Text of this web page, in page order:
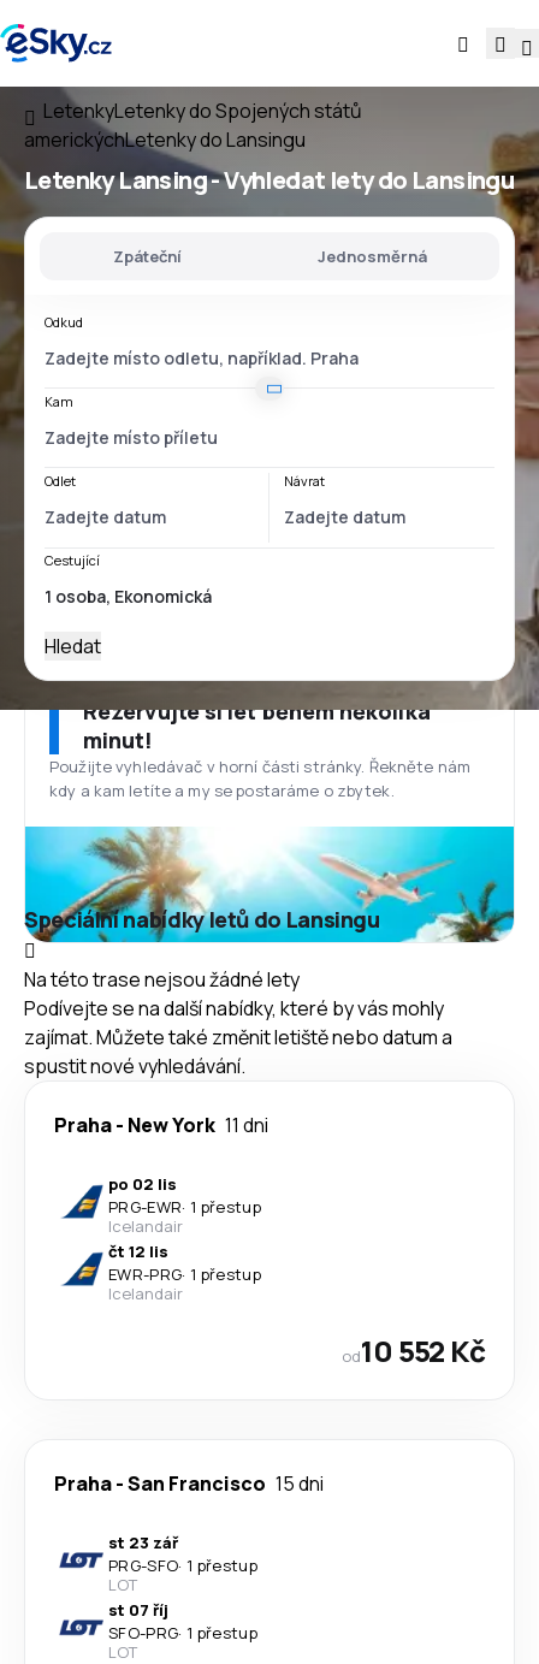
LetenkyLetenky do Spojených států
americkýchLetenky do Lansingu
Letenky Lansing - Vyhledat lety do Lansingu
Zpáteční Jednosměrná
Odkud
Kam
Odlet Návrat
Cestující
Hledat
Rezervujte si let během několika
minut!
Použijte vyhledávač v horní části stránky. Řekněte nám
kdy a kam letíte a my se postaráme o zbytek.
Speciální nabídky letů do Lansingu
Na této trase nejsou žádné lety
Podívejte se na další nabídky, které by vás mohly
zajímat. Můžete také změnit letiště nebo datum a
spustit nové vyhledávání.
Praha- New York 11 dni
po 02 lis
PRG-EWR· 1 přestup
Icelandair
čt 12 lis
EWR-PRG· 1 přestup
Icelandair
od10 552 Kč
Praha-San Francisco 15 dni
st 23 zář
PRG-SFO· 1 přestup
LOT
st 07 říj
SFO-PRG· 1 přestup
LOT